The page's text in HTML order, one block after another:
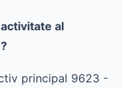
al
principal 9623 -